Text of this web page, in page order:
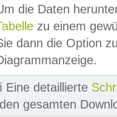
die Daten
zu einem
dann die Option
ℹ️ Eine detaillierte
den gesamten